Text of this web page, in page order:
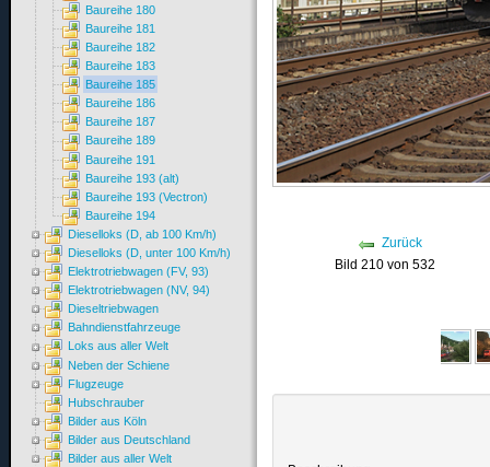
Zurück
Bild 210 von 532
Baureihe 180
Baureihe 181
Baureihe 182
Baureihe 183
Baureihe 185
Baureihe 186
Baureihe 187
Baureihe 189
Baureihe 191
Baureihe 193 (alt)
Baureihe 193 (Vectron)
Baureihe 194
Dieselloks (D, ab 100 Km/h)
Dieselloks (D, unter 100 Km/h)
Elektrotriebwagen (FV, 93)
Elektrotriebwagen (NV, 94)
Dieseltriebwagen
Bahndienstfahrzeuge
Loks aus aller Welt
Neben der Schiene
Flugzeuge
Hubschrauber
Bilder aus Köln
Bilder aus Deutschland
Bilder aus aller Welt